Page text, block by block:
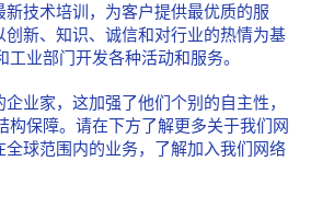
技术培训，为客户提供最优质的服
新、知识、诚信和对行业的热情为基
工业部门开发各种活动和服务。
业家，这加强了他们个别的自主性，
构保障。请在下方了解更多关于我们网
球范围内的业务，了解加入我们网络